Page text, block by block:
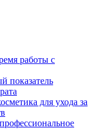
работы с
показатель
для ухода за